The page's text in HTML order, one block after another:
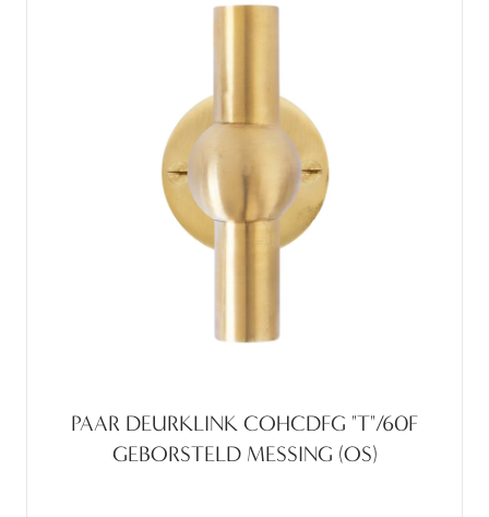
PAAR DEURKLINK COHCDFG "T"/60F
GEBORSTELD MESSING (OS)